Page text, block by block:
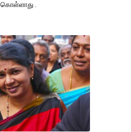
கொள்ளாது .